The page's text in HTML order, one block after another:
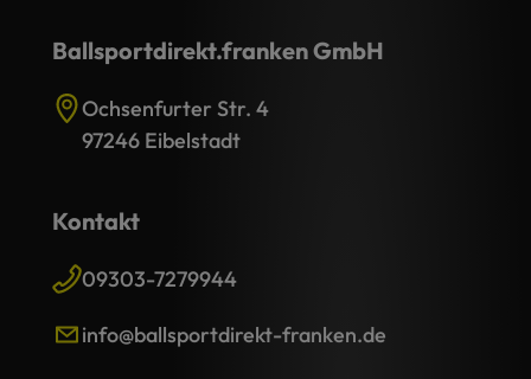
Ballsportdirekt.franken GmbH
Ochsenfurter Str. 4
97246 Eibelstadt
Kontakt
09303-7279944
info@ballsportdirekt-franken.de